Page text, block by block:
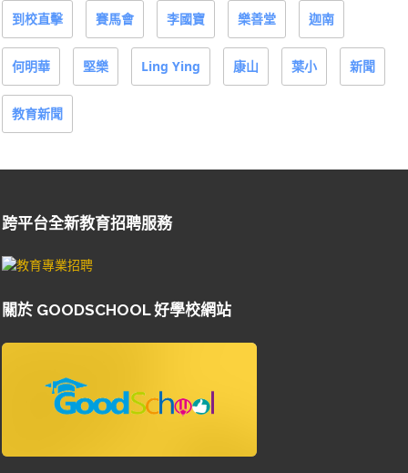
到校直擊 賽馬會 李國寶 樂善堂 迦南
何明華 堅樂 Ling Ying 康山 葉小 新聞
教育新聞
跨平台全新教育招聘服務
關於 GOODSCHOOL 好學校網站